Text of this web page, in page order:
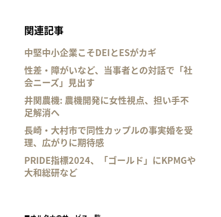
関連記事
中堅中小企業こそDEIとESがカギ
性差・障がいなど、当事者との対話で「社
会ニーズ」見出す
井関農機: 農機開発に女性視点、担い手不
足解消へ
長崎・大村市で同性カップルの事実婚を受
理、広がりに期待感
PRIDE指標2024、「ゴールド」にKPMGや
大和総研など